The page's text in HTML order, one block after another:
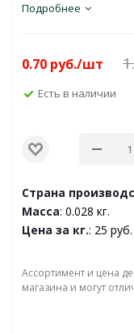
Подробнее
0.70 руб./шт
Есть в наличии
Страна
Масса: 0.028 кг.
Цена за кг.: 25 руб.
Ассортимент и цена
магазина и могут